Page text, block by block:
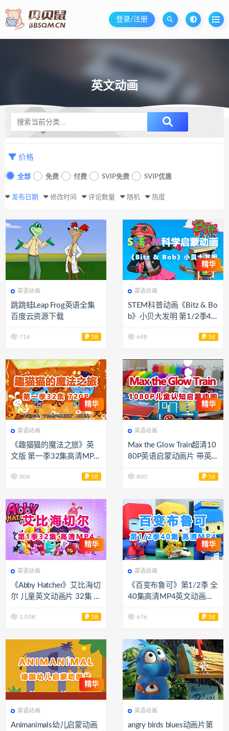
登录/注册
英文动画
升级SVIP无限免费下载
价格
全部 免费 付费 SVIP免费 SVIP优惠
发布日期 修改时间 评论数量 随机 热度
英语动画
跳跳蛙Leap Frog英语全集
百度云资源下载
716 58
精华
英语动画
STEM科普动画《Bitz & Bo
b》小贝大发明 第1/2季43
字幕 百度网盘下载 EA495
698 58
精华
英语动画
《趣猫猫的魔法之旅》英
文版 第一季32集高清MP4
22806 58
精华
英语动画
Max the Glow Train超清10
80P英语启蒙动画片 带英
49800 58
精华
英语动画
《Abby Hatcher》艾比海切
尔 儿童英文动画片 32集 7
下载 EA2558
1.03K 58
精华
英语动画
《百变布鲁可》第1/2季 全
40集高清MP4英文动画片
16755
676 58
精华
英语动画
Animanimals幼儿启蒙动画
英语动画
angry birds blues动画片第